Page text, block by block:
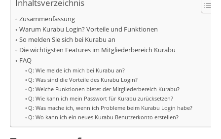
Inhaltsverzeichnis
Zusammenfassung
Warum Kurabu Login? Vorteile und Funktionen
So melden Sie sich bei Kurabu an
Die wichtigsten Features im Mitgliederbereich Kurabu
FAQ
Q: Wie melde ich mich bei Kurabu an?
Q: Was sind die Vorteile des Kurabu Login?
Q: Welche Funktionen bietet der Mitgliederbereich Kurabu?
Q: Wie kann ich mein Passwort für Kurabu zurücksetzen?
Q: Was mache ich, wenn ich Probleme beim Kurabu Login habe?
Q: Wo kann ich ein neues Kurabu Benutzerkonto erstellen?